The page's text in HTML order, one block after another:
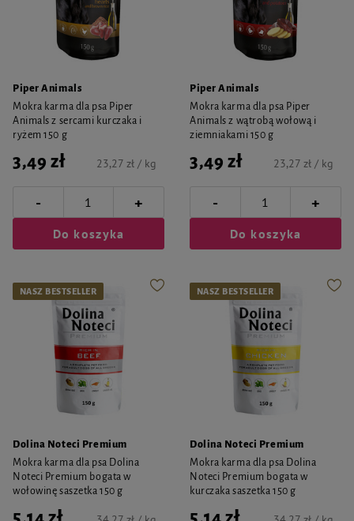
Piper Animals
Mokra karma dla psa Piper
Animals z sercami kurczaka i
ryżem 150 g
3,49 zł 23,27 zł / kg
- +
Do koszyka
Piper Animals
Mokra karma dla psa Piper
Animals z wątrobą wołową i
ziemniakami 150 g
3,49 zł 23,27 zł / kg
- +
Do koszyka
NASZ BESTSELLER
Dolina Noteci Premium
Mokra karma dla psa Dolina
Noteci Premium bogata w
wołowinę saszetka 150 g
NASZ BESTSELLER
Dolina Noteci Premium
Mokra karma dla psa Dolina
Noteci Premium bogata w
kurczaka saszetka 150 g